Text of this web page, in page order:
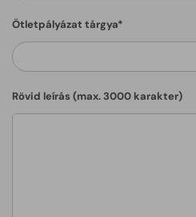
Ötletpályázat tárgya*
Rövid leírás (max. 3000 karakter)